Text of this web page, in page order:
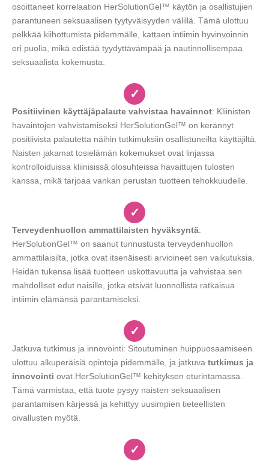
osoittaneet korrelaation HerSolutionGel™ käytön ja osallistujien
parantuneen seksuaalisen tyytyväisyyden välillä. Tämä ulottuu
pelkkää kiihottumista pidemmälle, kattaen intiimin hyvinvoinnin
eri puolia, mikä edistää tyydyttävämpää ja nautinnollisempaa
seksuaalista kokemusta.
✓
Positiivinen käyttäjäpalaute vahvistaa havainnot: Kliinisten
havaintojen vahvistamiseksi HerSolutionGel™ on kerännyt
positiivista palautetta näihin tutkimuksiin osallistuneilta käyttäjiltä.
Naisten jakamat tosielämän kokemukset ovat linjassa
kontrolloiduissa kliinisissä olosuhteissa havaittujen tulosten
kanssa, mikä tarjoaa vankan perustan tuotteen tehokkuudelle.
✓
Terveydenhuollon ammattilaisten hyväksyntä:
HerSolutionGel™ on saanut tunnustusta terveydenhuollon
ammattilaisilta, jotka ovat itsenäisesti arvioineet sen vaikutuksia.
Heidän tukensa lisää tuotteen uskottavuutta ja vahvistaa sen
mahdolliset edut naisille, jotka etsivät luonnollista ratkaisua
intiimin elämänsä parantamiseksi.
✓
Jatkuva tutkimus ja innovointi: Sitoutuminen huippuosaamiseen
ulottuu alkuperäisiä opintoja pidemmälle, ja jatkuva tutkimus ja
innovointi ovat HerSolutionGel™ kehityksen eturintamassa.
Tämä varmistaa, että tuote pysyy naisten seksuaalisen
parantamisen kärjessä ja kehittyy uusimpien tieteellisten
oivallusten myötä.
✓